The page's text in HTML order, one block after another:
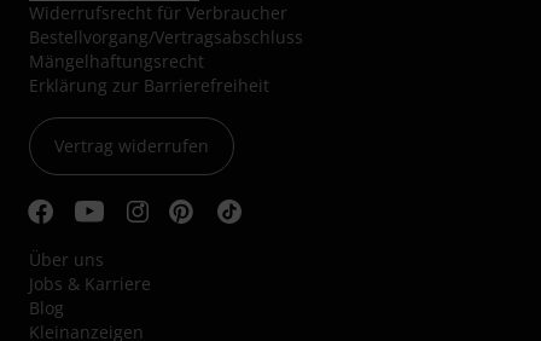
Widerrufsrecht für Verbraucher
Bestellvorgang/Vertragsabschluss
Mängelhaftungsrecht
Erklärung zur Barrierefreiheit
Vertrag widerrufen
Über uns
Jobs & Karriere
Blog
Kleinanzeigen